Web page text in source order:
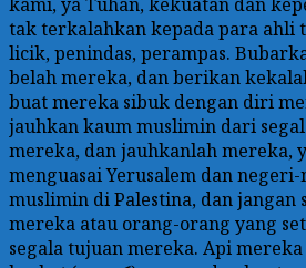
tak terkalahkan kepada para ahli
licik, penindas, perampas.
belah mereka, dan berikan
buat mereka sibuk dengan diri
jauhkan kaum muslimin dari
mereka, dan jauhkanlah mereka,
menguasai Yerusalem dan
muslimin di Palestina, dan jangan
mereka atau orang-orang yang
segala tujuan mereka. Api